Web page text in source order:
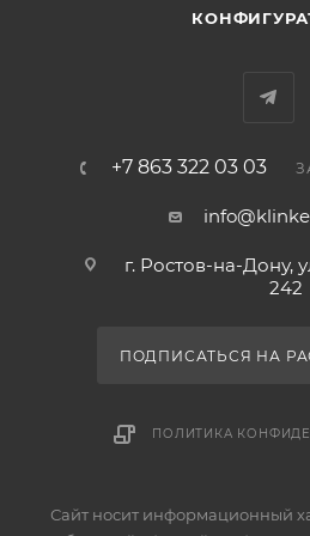
+7 863 322 03 03
г. Ростов-на-Дону,
242
ПОДПИСАТЬСЯ НА
ПОЛИТИКА
Сайт носит информационный